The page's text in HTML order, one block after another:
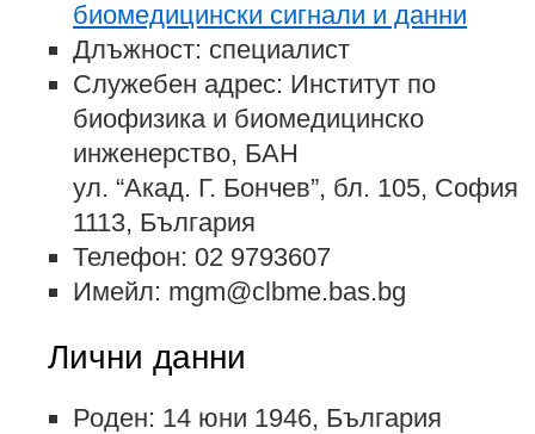
биомедицински сигнали и данни
Длъжност: специалист
Служебен адрес: Институт по
биофизика и биомедицинско
инженерство, БАН
ул. “Акад. Г. Бончев”, бл. 105, София
1113, България
Телефон: 02 9793607
Имейл: mgm@clbme.bas.bg
Лични данни
Роден: 14 юни 1946, България